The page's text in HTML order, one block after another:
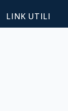
LINK UTILI